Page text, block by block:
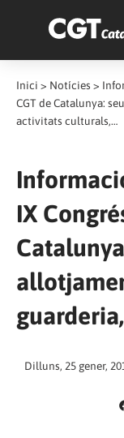
Inici > Notícies >
CGT de Catalunya:
activitats culturals,…
IX
Dilluns, 25 gener,